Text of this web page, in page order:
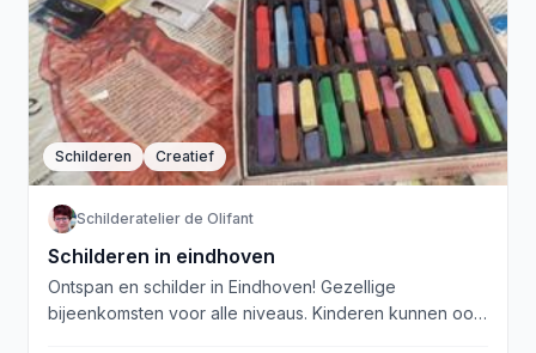
Schilderen Creatief
Schilderatelier de Olifant
Schilderen in eindhoven
Ontspan en schilder in Eindhoven! Gezellige
bijeenkomsten voor alle niveaus. Kinderen kunnen ook